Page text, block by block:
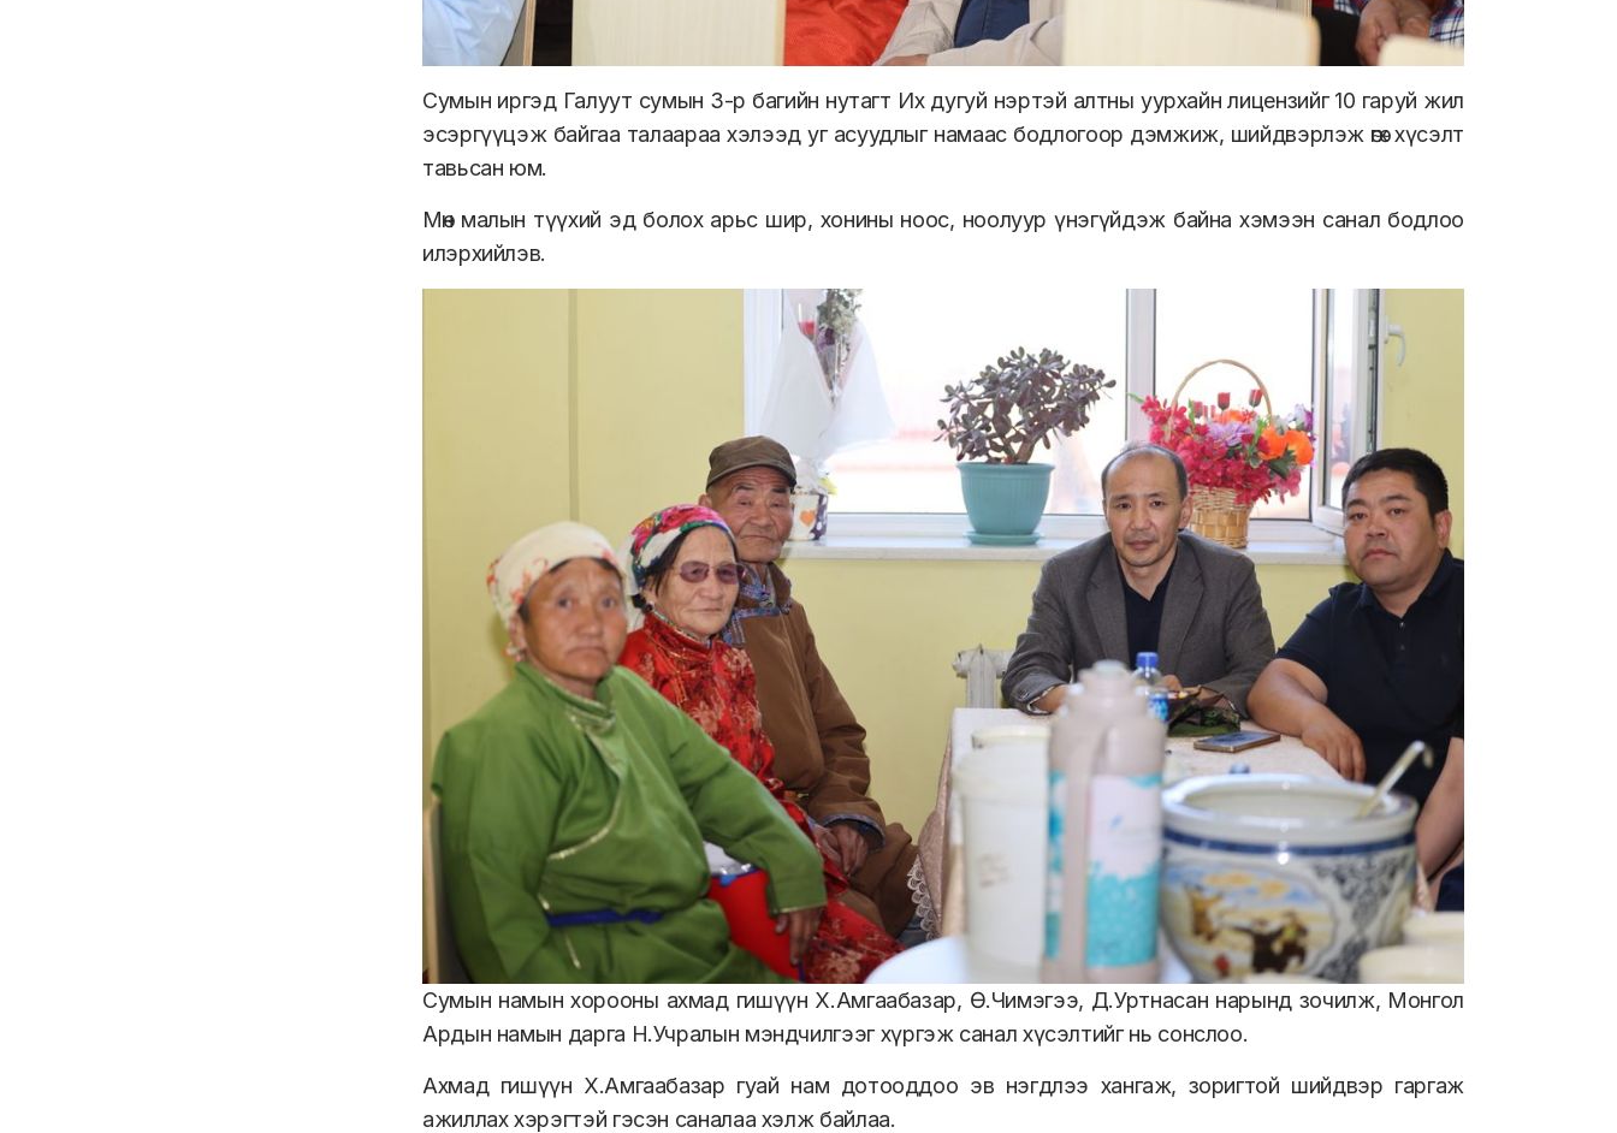
Сумын иргэд Галуут сумын 3-р багийн нутагт Их дугуй нэртэй алтны уурхайн лицензийг 10 гаруй жил
эсэргүүцэж байгаа талаараа хэлээд уг асуудлыг намаас бодлогоор дэмжиж, шийдвэрлэж өгөх хүсэлт
тавьсан юм.
Мөн малын түүхий эд болох арьс шир, хонины ноос, ноолуур үнэгүйдэж байна хэмээн санал бодлоо
илэрхийлэв.
Сумын намын хорооны ахмад гишүүн Х.Амгаабазар, Ө.Чимэгээ, Д.Уртнасан нарынд зочилж, Монгол
Ардын намын дарга Н.Учралын мэндчилгээг хүргэж санал хүсэлтийг нь сонслоо.
Ахмад гишүүн Х.Амгаабазар гуай нам дотооддоо эв нэгдлээ хангаж, зоригтой шийдвэр гаргаж
ажиллах хэрэгтэй гэсэн саналаа хэлж байлаа.